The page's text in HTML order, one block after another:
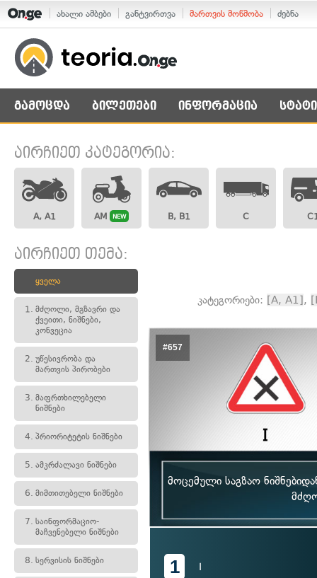
ახალი ამბები განტვირთვა მართვის მოწმობა ძებნა
გამოცდა ბილეთები ინფორმაცია
აირჩიეთ კატეგორია:
A, A1 AM NEW B, B1 C
აირჩიეთ თემა:
ყველა
1. მძღოლი, მგზავრი და
ქვეითი, ნიშნები,
კონვეცია
2. უწესივრობა და
მართვის პირობები
3. მაფრთხილებელი
ნიშნები
4. პრიორიტეტის ნიშნები
5. ამკრძალავი ნიშნები
6. მიმთითებელი ნიშნები
7. საინფორმაციო-
მაჩვენებელი ნიშნები
8. სერვისის ნიშნები
კატეგორიები: [A, A1],
#657
მოცემული საგზაო
1 I